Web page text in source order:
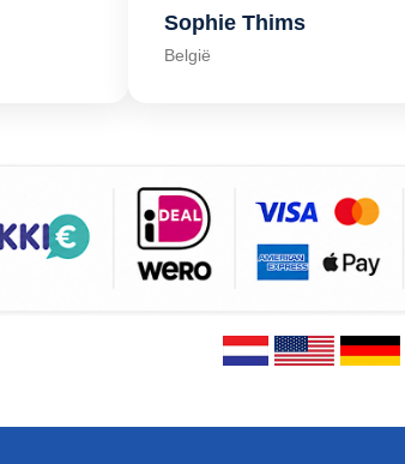
Sophie Thims
België